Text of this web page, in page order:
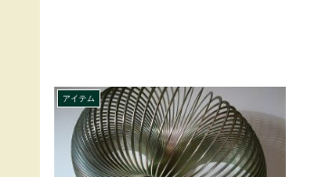
アイテム